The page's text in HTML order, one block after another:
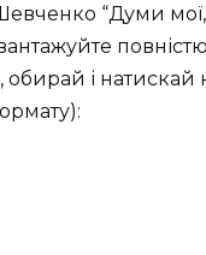
“Думи
обирай і натискай